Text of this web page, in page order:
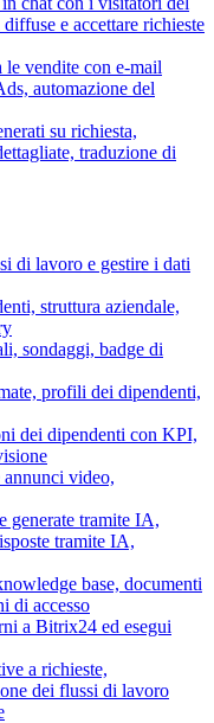
e accettare richieste
le vendite con e-mail
automazione del
su richiesta,
traduzione di
di lavoro e gestire i dati
struttura aziendale,
sondaggi, badge di
profili dei dipendenti,
dei dipendenti con KPI,
video,
generate tramite IA,
tramite IA,
base, documenti
di accesso
a Bitrix24 ed esegui
a richieste,
dei flussi di lavoro